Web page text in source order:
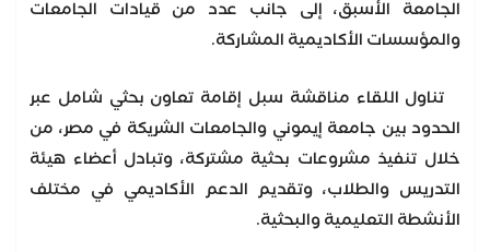
الجامعة الأسبق، إلى جانب عدد من قيادات الجامعات
والمؤسسات الأكاديمية المشاركة.
تناول اللقاء مناقشة سبل إقامة تعاون بحثي شامل عبر
الحدود بين جامعة إيموني والجامعات الشريكة في مصر، من
خلال تنفيذ مشروعات بحثية مشتركة، وتبادل أعضاء هيئة
التدريس والطلاب، وتقديم الدعم الأكاديمي في مختلف
الأنشطة التعليمية والبحثية.